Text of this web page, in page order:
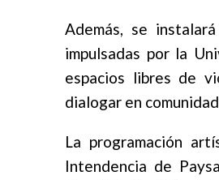
Además, se
impulsadas por la
espacios libres de
dialogar en
La programación
Intendencia de